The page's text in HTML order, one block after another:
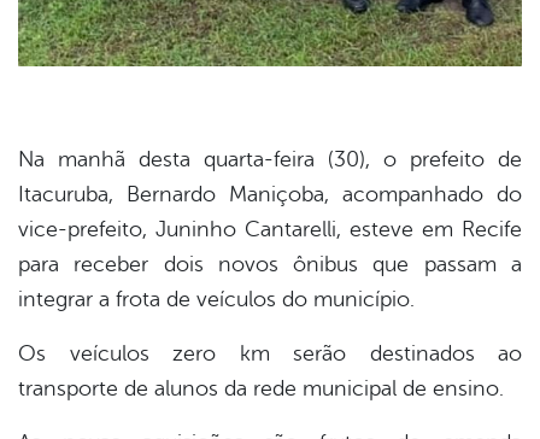
Na manhã desta quarta-feira (30), o prefeito de
Itacuruba, Bernardo Maniçoba, acompanhado do
vice-prefeito, Juninho Cantarelli, esteve em Recife
para receber dois novos ônibus que passam a
integrar a frota de veículos do município.
Os veículos zero km serão destinados ao
transporte de alunos da rede municipal de ensino.